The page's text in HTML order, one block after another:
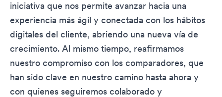
iniciativa que nos permite avanzar hacia una
experiencia más ágil y conectada con los hábitos
digitales del cliente, abriendo una nueva vía de
crecimiento. Al mismo tiempo, reafirmamos
nuestro compromiso con los comparadores, que
han sido clave en nuestro camino hasta ahora y
con quienes seguiremos colaborado y